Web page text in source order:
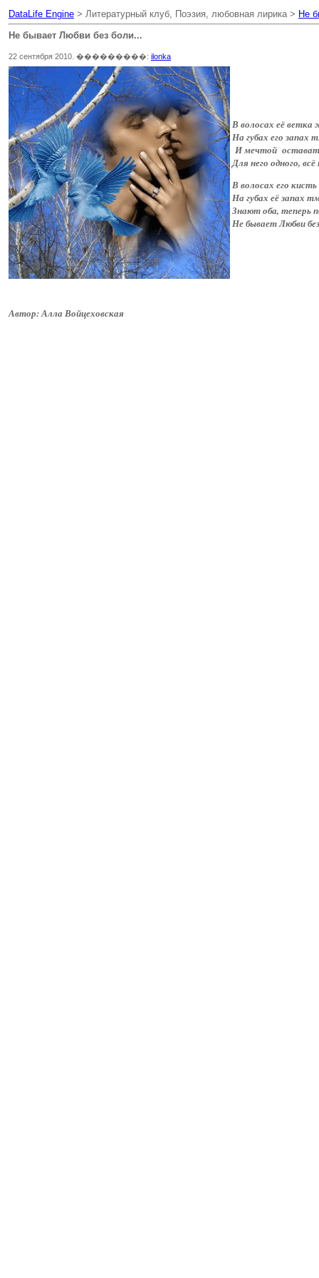
DataLife Engine > Литературный клуб, Поэзия, любовная лирика > Не
Не бывает Любви без боли...
22 сентября 2010. ���������: ilonka
В волосах её ветка
На губах его запах
И мечтой
Для него одного,
В волосах его
На губах её запах
Знают оба, теперь
Не бывает Любви
Автор: Алла Войцеховская